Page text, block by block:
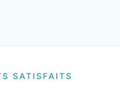
SATISFAITS